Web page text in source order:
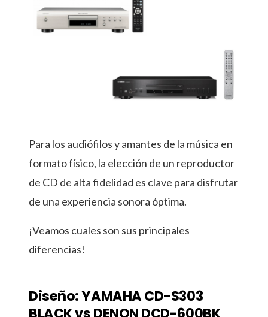
Para los audiófilos y amantes de la música en
formato físico, la elección de un reproductor
de CD de alta fidelidad es clave para disfrutar
de una experiencia sonora óptima.
¡Veamos cuales son sus principales
diferencias!
Diseño: YAMAHA CD-S303